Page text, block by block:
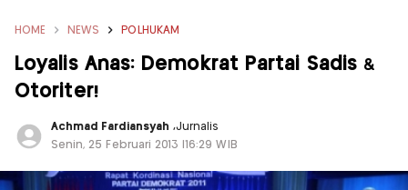
HOME NEWS POLHUKAM
Loyalis Anas: Demokrat Partai Sadis &
Otoriter!
Achmad Fardiansyah ,Jurnalis
Senin, 25 Februari 2013 |16:29 WIB